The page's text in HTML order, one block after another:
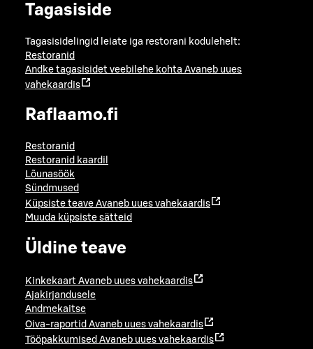
Tagasiside
Tagasisidelingid leiate iga restorani kodulehelt:
Restoranid
Andke tagasisidet veebilehe kohta Avaneb uues
vahekaardis
Raflaamo.fi
Restoranid
Restoranid kaardil
Lõunasöök
Sündmused
Küpsiste teave Avaneb uues vahekaardis
Muuda küpsiste sätteid
Üldine teave
Kinkekaart Avaneb uues vahekaardis
Ajakirjandusele
Andmekaitse
Oiva-raportid Avaneb uues vahekaardis
Tööpakkumised Avaneb uues vahekaardis